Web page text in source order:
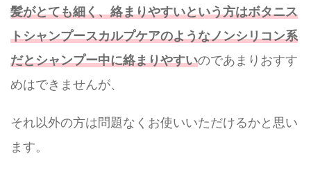
髪がとても細く、絡まりやすいという方はボタニス
トシャンプースカルプケアのようなノンシリコン系
だとシャンプー中に絡まりやすいのであまりおすす
めはできませんが、
それ以外の方は問題なくお使いいただけるかと思い
ます。